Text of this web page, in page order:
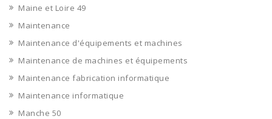
Maine et Loire 49
Maintenance
Maintenance d'équipements et machines
Maintenance de machines et équipements
Maintenance fabrication informatique
Maintenance informatique
Manche 50